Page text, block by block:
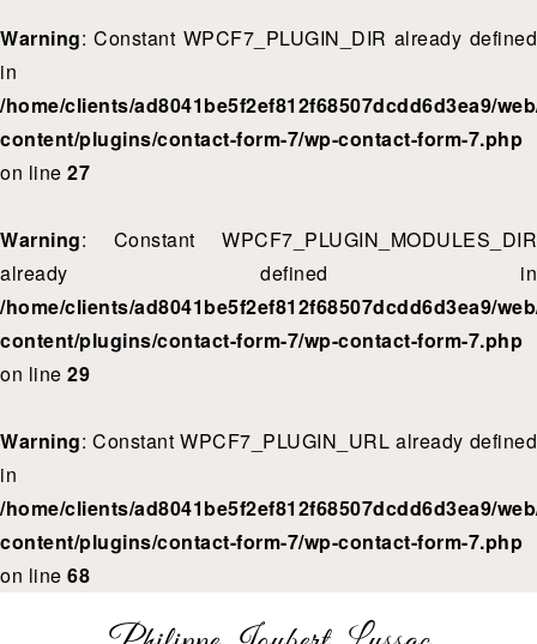
Warning: Constant WPCF7_PLUGIN_DIR already defined
in
/home/clients/ad8041be5f2ef812f68507dcdd6d3ea9/
content/plugins/contact-form-7/wp-contact-form-7.php
on line 27
Warning: Constant WPCF7_PLUGIN_MODULES_DIR
already defined in
/home/clients/ad8041be5f2ef812f68507dcdd6d3ea9/
content/plugins/contact-form-7/wp-contact-form-7.php
on line 29
Warning: Constant WPCF7_PLUGIN_URL already defined
in
/home/clients/ad8041be5f2ef812f68507dcdd6d3ea9/
content/plugins/contact-form-7/wp-contact-form-7.php
on line 68